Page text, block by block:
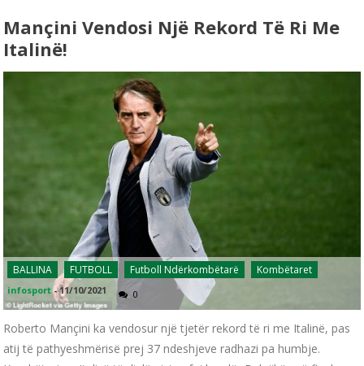
Mançini Vendosi Një Rekord Të Ri Me
Italinë!
BALLINA FUTBOLL Futboll Ndërkombëtarë Kombëtaret
infosport -11/10/2021 0
Roberto Mançini ka vendosur një tjetër rekord të ri me Italinë, pas
atij të pathyeshmërisë prej 37 ndeshjeve radhazi pa humbje.